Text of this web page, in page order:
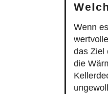
Wenn
das Ziel
die